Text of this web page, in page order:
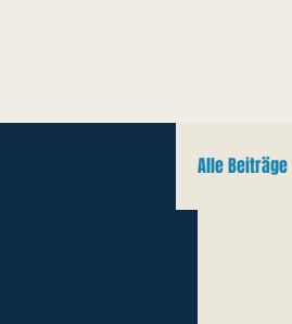
Alle Beiträge